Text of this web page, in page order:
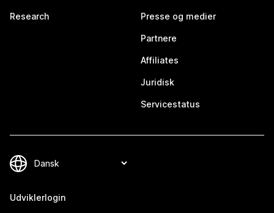
Research Presse og medier
Partnere
Affiliates
Juridisk
Servicestatus
Udviklerlogin